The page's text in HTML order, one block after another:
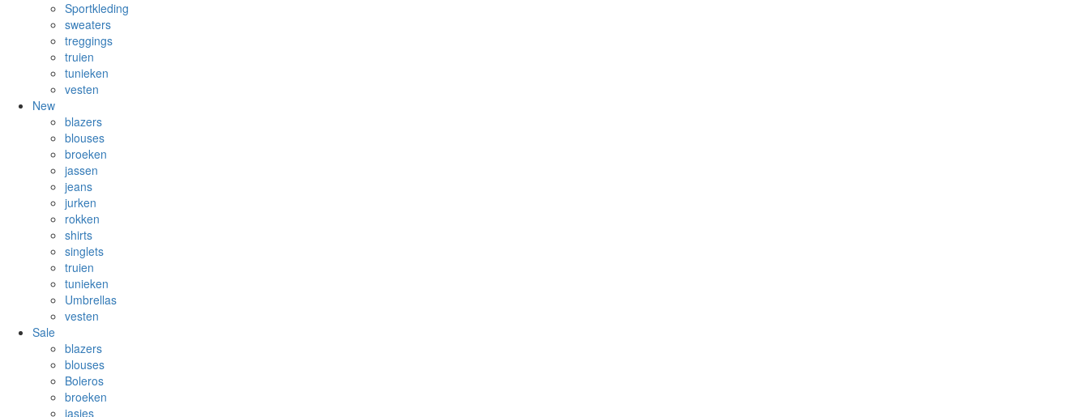
Sportkleding
sweaters
treggings
truien
tunieken
vesten
New
blazers
blouses
broeken
jassen
jeans
jurken
rokken
shirts
singlets
truien
tunieken
Umbrellas
vesten
Sale
blazers
blouses
Boleros
broeken
jasjes